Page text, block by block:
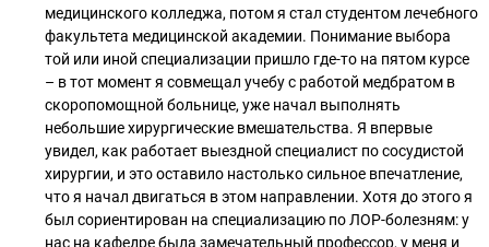
медицинского колледжа, потом я стал студентом лечебного
факультета медицинской академии. Понимание выбора
той или иной специализации пришло где-то на пятом курсе
– в тот момент я совмещал учебу с работой медбратом в
скоропомощной больнице, уже начал выполнять
небольшие хирургические вмешательства. Я впервые
увидел, как работает выездной специалист по сосудистой
хирургии, и это оставило настолько сильное впечатление,
что я начал двигаться в этом направлении. Хотя до этого я
был сориентирован на специализацию по ЛОР-болезням: у
нас на кафедре была замечательный профессор, у меня и